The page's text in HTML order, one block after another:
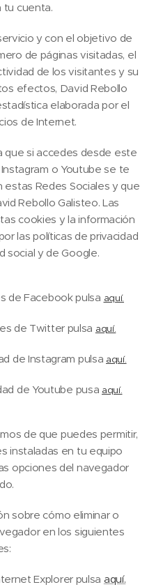
tu cuenta.
y con el objetivo de
de páginas visitadas, el
de los visitantes y su
efectos, David Rebollo
elaborada por el
de Internet.
si accedes desde este
o Youtube se te
estas Redes Sociales y que
Rebollo Galisteo. Las
cookies y la información
las políticas de privacidad
social y de Google.
de Facebook pulsa aquí.
de Twitter pulsa aquí.
de Instagram pulsa aquí.
de Youtube pusa aquí.
de que puedes permitir,
instaladas en tu equipo
opciones del navegador
sobre cómo eliminar o
en los siguientes
Explorer pulsa aquí.